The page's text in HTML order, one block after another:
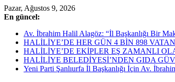
Skip
to
Pazar, Ağustos 9, 2026
En güncel:
Av. İbrahim Halil Alagöz: “İl Başkanlığı Bir
HALİLİYE’DE HER GÜN 4 BİN 898
HALİLİYE’DE EKİPLER EŞ ZAMANLI
HALİLİYE BELEDİYESİ’NDEN GIDA
Yeni Parti Şanlıurfa İl Başkanlığı İçin Av.